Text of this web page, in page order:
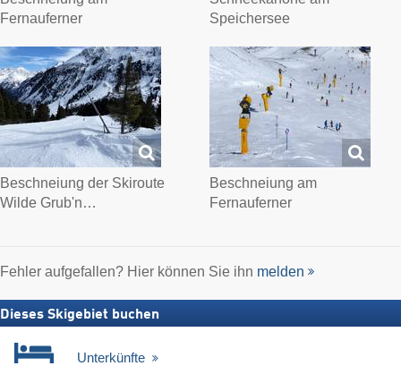
Fernauferner
Speichersee
Beschneiung der Skiroute
Wilde Grub'n…
Beschneiung am
Fernauferner
Fehler aufgefallen? Hier können Sie ihn melden
Dieses Skigebiet buchen
Unterkünfte